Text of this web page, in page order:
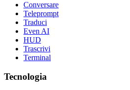
Conversare
Teleprompt
Traduci
Even AI
HUD
Trascrivi
Terminal
Tecnologia